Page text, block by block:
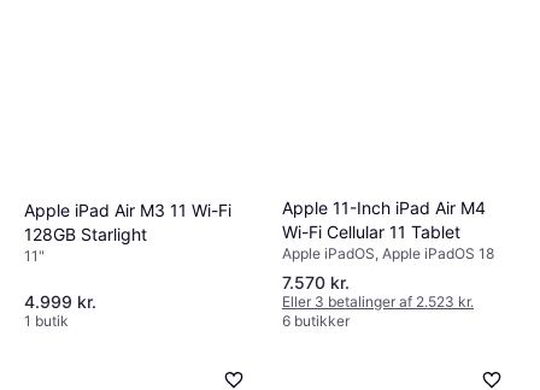
Apple iPad Air M3 11 Wi-Fi
128GB Starlight
11"
4.999 kr.
1 butik
Apple 11-Inch iPad Air M4
Wi-Fi Cellular 11 Tablet
Apple iPadOS, Apple iPadOS 18
7.570 kr.
Eller 3 betalinger af 2.523 kr.
6 butikker